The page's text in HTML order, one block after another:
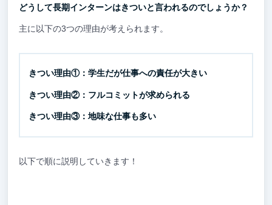
どうして長期インターンはきついと言われるのでしょうか？
主に以下の3つの理由が考えられます。
きつい理由①：学生だが仕事への責任が大きい
きつい理由②：フルコミットが求められる
きつい理由③：地味な仕事も多い
以下で順に説明していきます！